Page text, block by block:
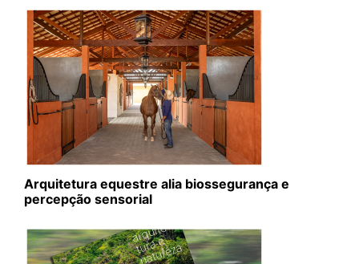
Arquitetura equestre alia biossegurança e
percepção sensorial